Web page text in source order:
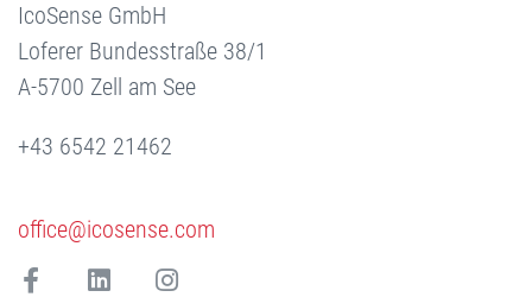
IcoSense GmbH
Loferer Bundesstraße 38/1
A-5700 Zell am See
+43 6542 21462
office@icosense.com